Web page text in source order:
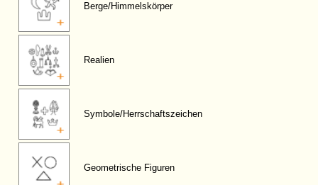
Berge/Himmelskörper
Realien
Symbole/Herrschaftszeichen
Geometrische Figuren